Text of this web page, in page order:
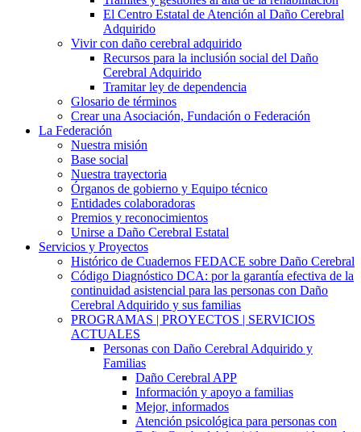
El Centro Estatal de Atención al Daño Cerebral
Adquirido
Vivir con daño cerebral adquirido
Recursos para la inclusión social del Daño
Cerebral Adquirido
Tramitar ley de dependencia
Glosario de términos
Crear una Asociación, Fundación o Federación
La Federación
Nuestra misión
Base social
Nuestra trayectoria
Órganos de gobierno y Equipo técnico
Entidades colaboradoras
Premios y reconocimientos
Unirse a Daño Cerebral Estatal
Servicios y Proyectos
Histórico de Cuadernos FEDACE sobre Daño Cerebral
Código Diagnóstico DCA: por la garantía efectiva de la
continuidad asistencial para las personas con Daño
Cerebral Adquirido y sus familias
PROGRAMAS | PROYECTOS | SERVICIOS
ACTUALES
Personas con Daño Cerebral Adquirido y
Familias
Daño Cerebral APP
Información y apoyo a familias
Mejor, informados
Atención psicológica para personas con